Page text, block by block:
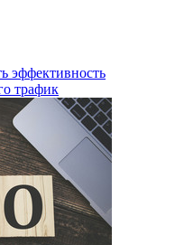
эффективность
трафик